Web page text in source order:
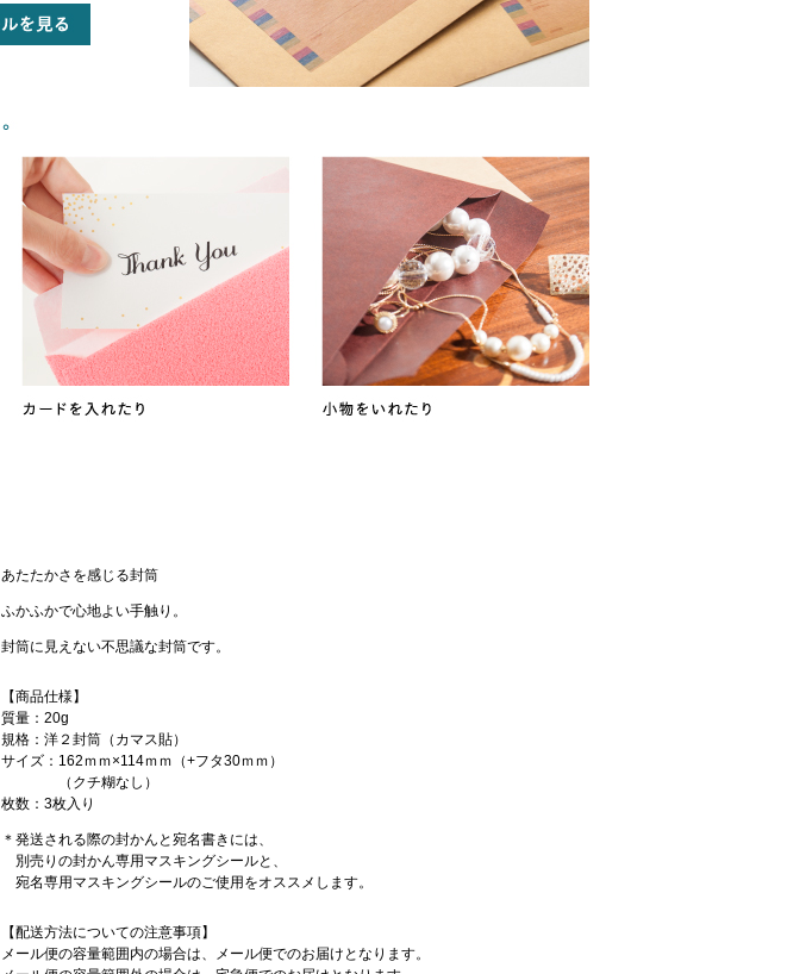
あたたかさを感じる封筒
ふかふかで心地よい手触り。
封筒に見えない不思議な封筒です。
【商品仕様】
質量：20g
規格：洋２封筒（カマス貼）
サイズ：162ｍｍ×114ｍｍ（+フタ30ｍｍ）
（クチ糊なし）
枚数：3枚入り
＊発送される際の封かんと宛名書きには、
別売りの封かん専用マスキングシールと、
宛名専用マスキングシールのご使用をオススメします。
【配送方法についての注意事項】
メール便の容量範囲内の場合は、メール便でのお届けとなります。